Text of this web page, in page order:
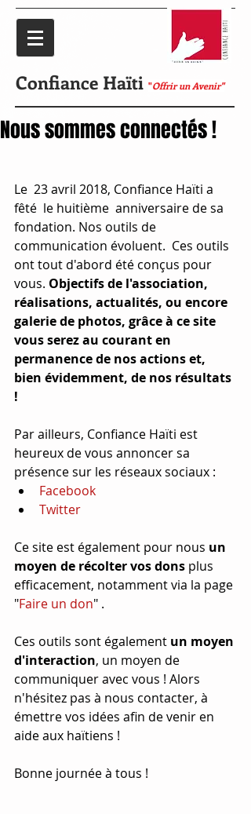
Confiance Haïti "Offrir un Avenir"
Nous sommes connectés !
Le  23 avril 2018, Confiance Haïti a
fêté  le huitième  anniversaire de sa
fondation. Nos outils de
communication évoluent.  Ces outils
ont tout d'abord été conçus pour
vous. Objectifs de l'association,
réalisations, actualités, ou encore
galerie de photos, grâce à ce site
vous serez au courant en
permanence de nos actions et,
bien évidemment, de nos résultats
!
Par ailleurs, Confiance Haïti est
heureux de vous annoncer sa
présence sur les réseaux sociaux :
Facebook
Twitter
Ce site est également pour nous un
moyen de récolter vos dons plus
efficacement, notamment via la page
"Faire un don" .
Ces outils sont également un moyen
d'interaction, un moyen de
communiquer avec vous ! Alors
n'hésitez pas à nous contacter, à
émettre vos idées afin de venir en
aide aux haïtiens !
Bonne journée à tous !